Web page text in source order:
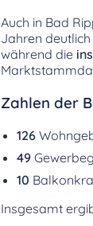
Auch in Bad
Jahren
während die
Zahlen der
126
49
10
Insgesamt